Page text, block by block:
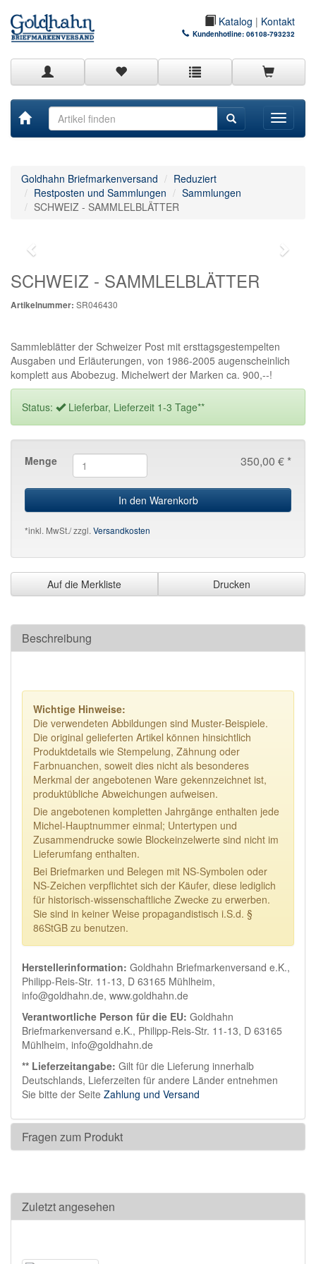
Katalog | Kontakt
Kundenhotline: 06108-793232
Toggle
Goldhahn Briefmarkenversand
Reduziert
Restposten und Sammlungen
Sammlungen
SCHWEIZ - SAMMLELBLÄTTER
SCHWEIZ - SAMMLELBLÄTTER
Artikelnummer: SR046430
Sammleblätter der Schweizer Post mit ersttagsgestempelten
Ausgaben und Erläuterungen, von 1986-2005 augenscheinlich
komplett aus Abobezug. Michelwert der Marken ca. 900,--!
Status: Lieferbar, Lieferzeit 1-3 Tage**
350,00 € *
Menge
In den Warenkorb
*inkl. MwSt./ zzgl.Versandkosten
Auf die Merkliste Drucken
Beschreibung
Wichtige Hinweise:
Die verwendeten Abbildungen sind Muster-Beispiele.
Die original gelieferten Artikel können hinsichtlich
Produktdetails wie Stempelung, Zähnung oder
Farbnuanchen, soweit dies nicht als besonderes
Merkmal der angebotenen Ware gekennzeichnet ist,
produktübliche Abweichungen aufweisen.
Die angebotenen kompletten Jahrgänge enthalten jede
Michel-Hauptnummer einmal; Untertypen und
Zusammendrucke sowie Blockeinzelwerte sind nicht im
Lieferumfang enthalten.
Bei Briefmarken und Belegen mit NS-Symbolen oder
NS-Zeichen verpflichtet sich der Käufer, diese lediglich
für historisch-wissenschaftliche Zwecke zu erwerben.
Sie sind in keiner Weise propagandistisch i.S.d. §
86StGB zu benutzen.
Herstellerinformation: Goldhahn Briefmarkenversand e.K.,
Philipp-Reis-Str. 11-13, D 63165 Mühlheim,
info@goldhahn.de, www.goldhahn.de
Verantwortliche Person für die EU: Goldhahn
Briefmarkenversand e.K., Philipp-Reis-Str. 11-13, D 63165
Mühlheim, info@goldhahn.de
** Lieferzeitangabe: Gilt für die Lieferung innerhalb
Deutschlands, Lieferzeiten für andere Länder entnehmen
Sie bitte der Seite Zahlung und Versand
Fragen zum Produkt
Zuletzt angesehen